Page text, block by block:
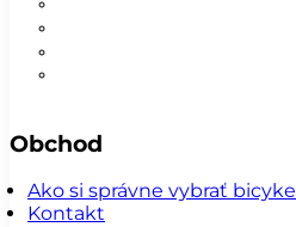
Obchod
Ako si správne vybrať bicykel
Kontakt